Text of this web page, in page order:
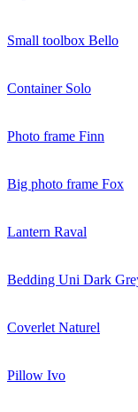
Small toolbox Bello
Container Solo
Photo frame Finn
Big photo frame Fox
Lantern Raval
Bedding Uni Dark
Coverlet Naturel
Pillow Ivo